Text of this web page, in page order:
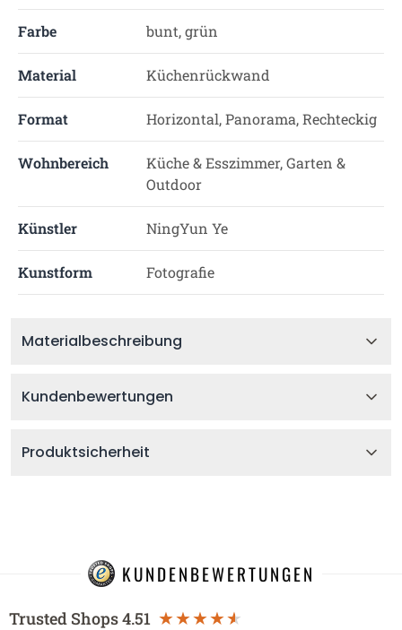
Farbe bunt, grün
Material Küchenrückwand
Format Horizontal, Panorama, Rechteckig
Wohnbereich
Küche & Esszimmer, Garten &
Outdoor
Künstler NingYun Ye
Kunstform Fotografie
Materialbeschreibung
Kundenbewertungen
Produktsicherheit
KUNDENBEWERTUNGEN
Trusted Shops4.51